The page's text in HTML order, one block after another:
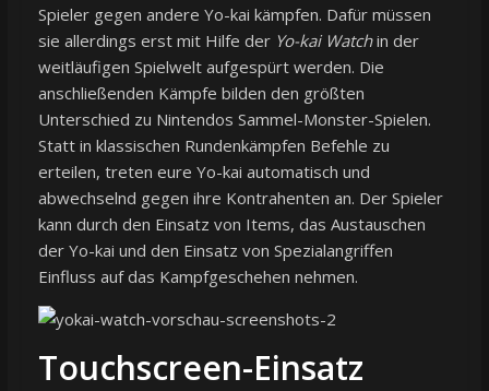
Spieler gegen andere Yo-kai kämpfen. Dafür müssen
sie allerdings erst mit Hilfe der Yo-kai Watchin der
weitläufigen Spielwelt aufgespürt werden. Die
anschließenden Kämpfe bilden den größten
Unterschied zu Nintendos Sammel-Monster-Spielen.
Statt in klassischen Rundenkämpfen Befehle zu
erteilen, treten eure Yo-kai automatisch und
abwechselnd gegen ihre Kontrahenten an. Der Spieler
kann durch den Einsatz von Items, das Austauschen
der Yo-kai und den Einsatz von Spezialangriffen
Einfluss auf das Kampfgeschehen nehmen.
Touchscreen-Einsatz